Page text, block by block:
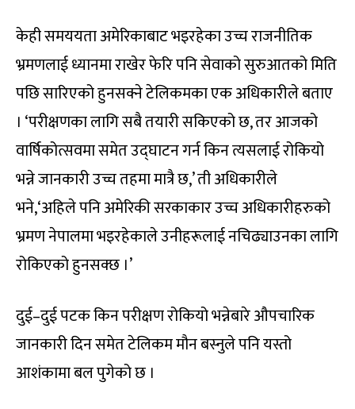
केही समययता अमेरिकाबाट भइरहेका उच्च राजनीतिक
भ्रमणलाई ध्यानमा राखेर फेरि पनि सेवाको सुरुआतको मिति
पछि सारिएको हुनसक्ने टेलिकमका एक अधिकारीले बताए
। ‘परीक्षणका लागि सबै तयारी सकिएको छ, तर आजको
वार्षिकोत्सवमा समेत उद्घाटन गर्न किन त्यसलाई रोकियो
भन्ने जानकारी उच्च तहमा मात्रै छ,’ ती अधिकारीले
भने,‘अहिले पनि अमेरिकी सरकाकार उच्च अधिकारीहरुको
भ्रमण नेपालमा भइरहेकाले उनीहरूलाई नचिढ्याउनका लागि
रोकिएको हुनसक्छ ।’
दुई–दुई पटक किन परीक्षण रोकियो भन्नेबारे औपचारिक
जानकारी दिन समेत टेलिकम मौन बस्नुले पनि यस्तो
आशंकामा बल पुगेको छ ।